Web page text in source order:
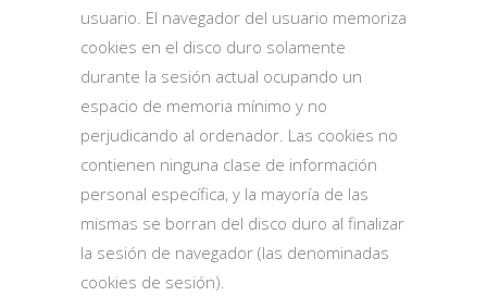
usuario. El navegador del usuario memoriza
cookies en el disco duro solamente
durante la sesión actual ocupando un
espacio de memoria mínimo y no
perjudicando al ordenador. Las cookies no
contienen ninguna clase de información
personal específica, y la mayoría de las
mismas se borran del disco duro al finalizar
la sesión de navegador (las denominadas
cookies de sesión).